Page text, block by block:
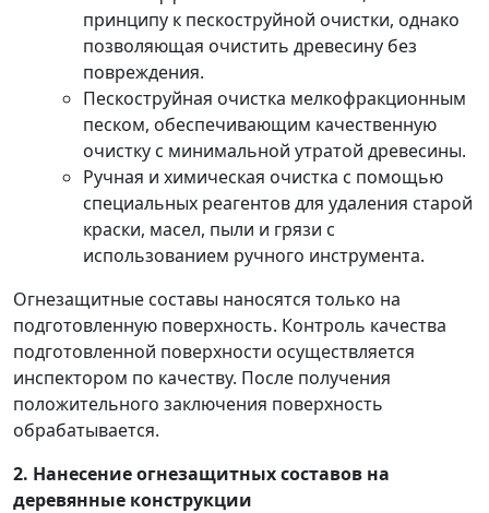
принципу к пескоструйной очистки, однако
позволяющая очистить древесину без
повреждения.
Пескоструйная очистка мелкофракционным
песком, обеспечивающим качественную
очистку с минимальной утратой древесины.
Ручная и химическая очистка с помощью
специальных реагентов для удаления старой
краски, масел, пыли и грязи с
использованием ручного инструмента.
Огнезащитные составы наносятся только на
подготовленную поверхность. Контроль качества
подготовленной поверхности осуществляется
инспектором по качеству. После получения
положительного заключения поверхность
обрабатывается.
2. Нанесение огнезащитных составов на
деревянные конструкции